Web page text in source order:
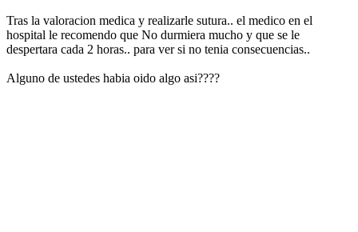
Tras la valoracion medica y realizarle sutura.. el medico en el
hospital le recomendo que No durmiera mucho y que se le
despertara cada 2 horas.. para ver si no tenia consecuencias..
Alguno de ustedes habia oido algo asi????